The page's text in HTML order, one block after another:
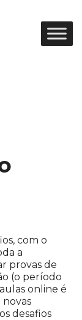
com o
a
provas de
(o período
online é
novas
desafios